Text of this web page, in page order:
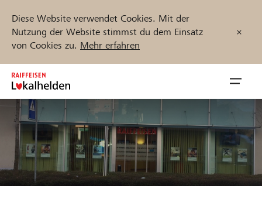
Diese Website verwendet Cookies. Mit der
Nutzung der Website stimmst du dem Einsatz
von Cookies zu. Mehr erfahren
Zum
Inhalt
springen
öffnen
Projekte und Organisationen finden
Jetzt starten